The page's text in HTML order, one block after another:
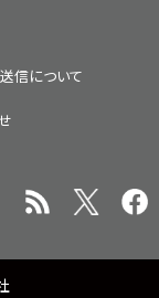
信について